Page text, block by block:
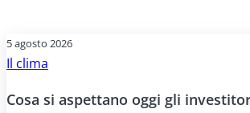
5 agosto 2026
Il clima
Cosa si aspettano oggi gli